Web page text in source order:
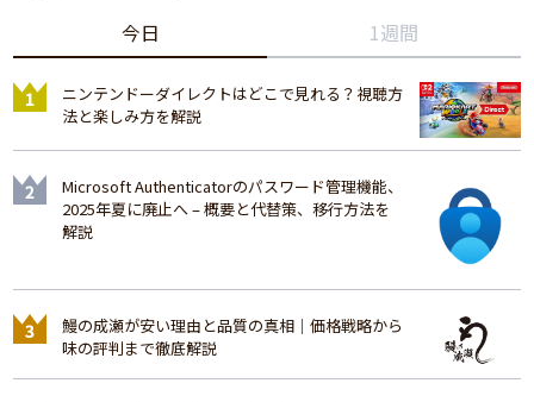
今日 1週間
ニンテンドーダイレクトはどこで見れる？視聴方
法と楽しみ方を解説
Microsoft Authenticatorのパスワード管理機能、
2025年夏に廃止へ – 概要と代替策、移行方法を
解説
鰻の成瀬が安い理由と品質の真相｜価格戦略から
味の評判まで徹底解説